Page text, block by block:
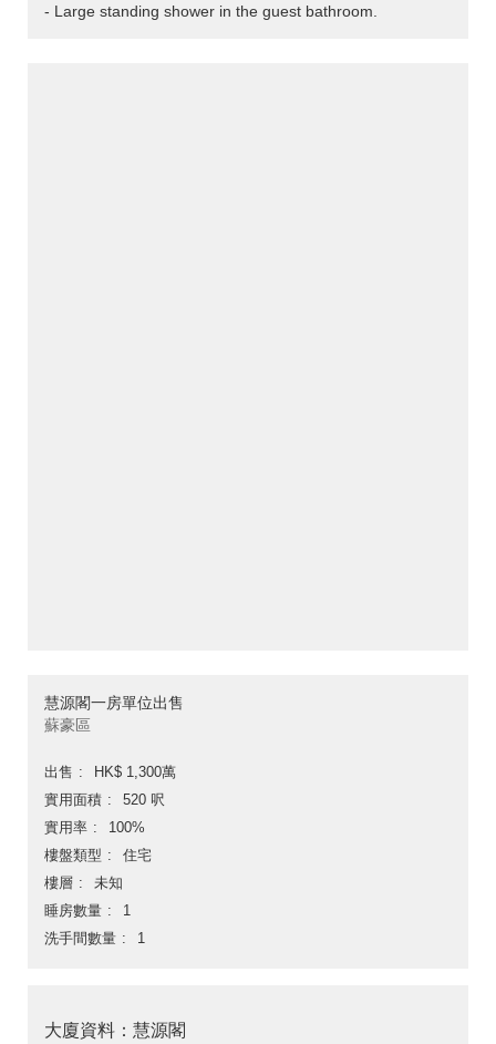
- Large standing shower in the guest bathroom.
慧源閣一房單位出售
蘇豪區
出售
HK$ 1,300萬
實用面積
520 呎
實用率
100%
樓盤類型
住宅
樓層
未知
睡房數量
1
洗手間數量
1
大廈資料：慧源閣